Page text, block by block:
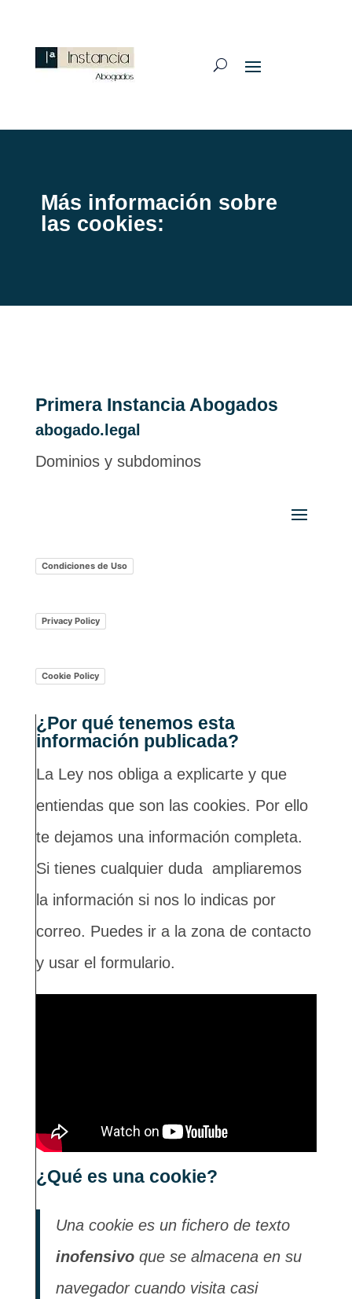
Más información sobre
las cookies:
Primera Instancia Abogados
abogado.legal
Dominios y subdominos
Condiciones de Uso
Privacy Policy
Cookie Policy
¿Por qué tenemos esta
información publicada?
La Ley nos obliga a explicarte y que
entiendas que son las cookies. Por ello
te dejamos una información completa.
Si tienes cualquier duda ampliaremos
la información si nos lo indicas por
correo. Puedes ir a la zona de contacto
y usar el formulario.
¿Qué es una cookie?
Una cookie es un fichero de texto
inofensivoque se almacena en su
navegador cuando visita casi